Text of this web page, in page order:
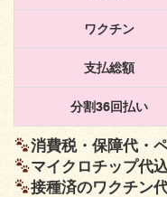
ワクチン
支払総額
分割36回払い
消費税・保障代・
マイクロチップ代
接種済のワクチン